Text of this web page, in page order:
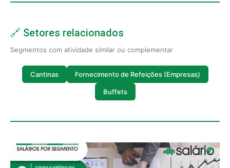
🔗 Setores relacionados
Segmentos com atividade similar ou complementar
Cantinas Fornecimento de Refeições (Empresas)
Buffets